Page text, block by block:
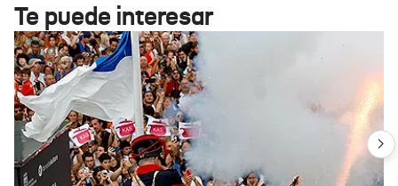
Te puede interesar